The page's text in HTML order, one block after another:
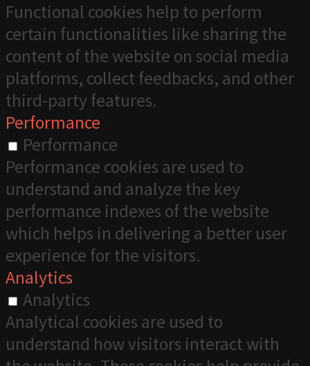
Functional cookies help to perform
certain functionalities like sharing the
content of the website on social media
platforms, collect feedbacks, and other
third-party features.
Performance
Performance
Performance cookies are used to
understand and analyze the key
performance indexes of the website
which helps in delivering a better user
experience for the visitors.
Analytics
Analytics
Analytical cookies are used to
understand how visitors interact with